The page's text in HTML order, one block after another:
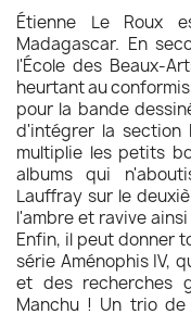
Étienne Le Roux
Madagascar. En
l'École des Beaux-
heurtant au
pour la bande
d'intégrer la section
multiplie les petits
albums qui
Lauffray sur le
l'ambre et ravive
Enfin, il peut donner
série Aménophis IV,
et des recherches
Manchu ! Un trio